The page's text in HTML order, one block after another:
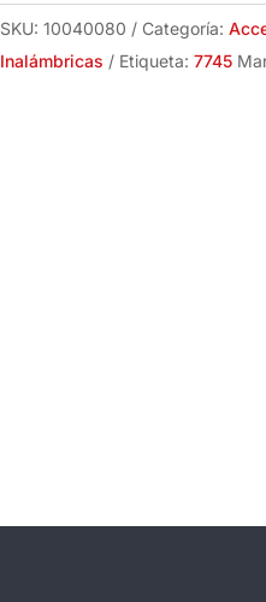
SKU: 10040080 Categoría:
Inalámbricas
Etiqueta: 7745